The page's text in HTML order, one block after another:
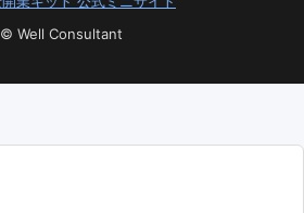
© Well Consultant